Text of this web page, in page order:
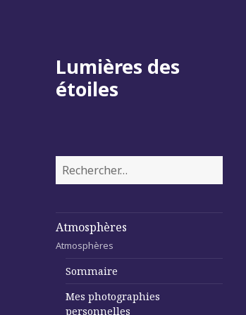
Lumières des
étoiles
Rechercher :
Atmosphères
Atmosphères
Sommaire
Mes photographies
personnelles